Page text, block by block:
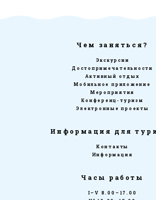
Чем заняться?
Экскурсии
Достопримечательности
Активный отдых
Мобильное приложение
Мероприятия
Конференц-туризм
Электронные проекты
Информация для
Kонтакты
Информация
Часы работы
I–V 8.00–17.00